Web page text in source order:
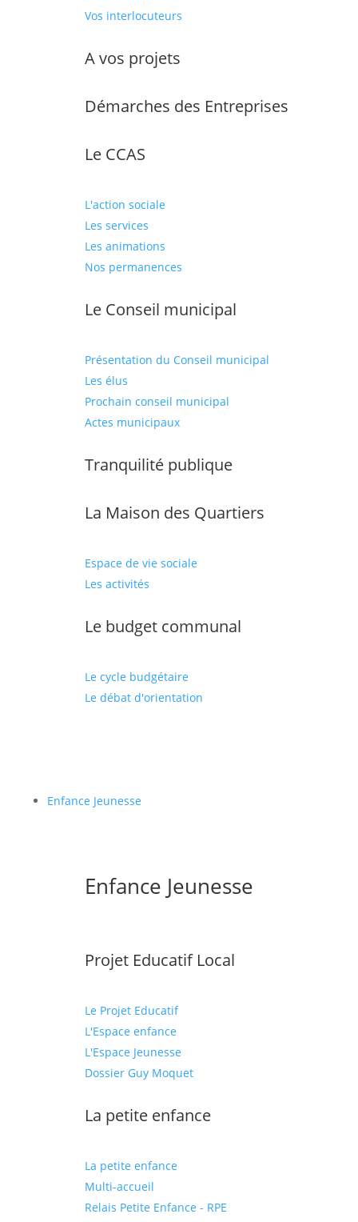
Vos interlocuteurs
A vos projets
Démarches des Entreprises
Le CCAS
L'action sociale
Les services
Les animations
Nos permanences
Le Conseil municipal
Présentation du Conseil municipal
Les élus
Prochain conseil municipal
Actes municipaux
Tranquilité publique
La Maison des Quartiers
Espace de vie sociale
Les activités
Le budget communal
Le cycle budgétaire
Le débat d'orientation
Enfance Jeunesse
Enfance Jeunesse
Projet Educatif Local
Le Projet Educatif
L'Espace enfance
L'Espace Jeunesse
Dossier Guy Moquet
La petite enfance
La petite enfance
Multi-accueil
Relais Petite Enfance - RPE